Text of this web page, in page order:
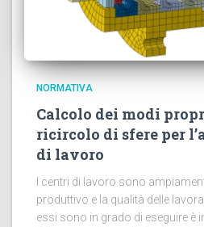
NORMATIVA
Calcolo dei modi
ricircolo di sfere per
di lavoro
I centri di lavoro sono
produttivo e la qualità delle
essi sono in grado di eseguire è